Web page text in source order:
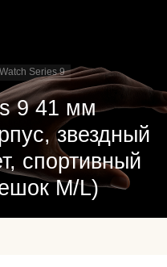
Series 9
9 41 мм
звездный
спортивный
M/L)